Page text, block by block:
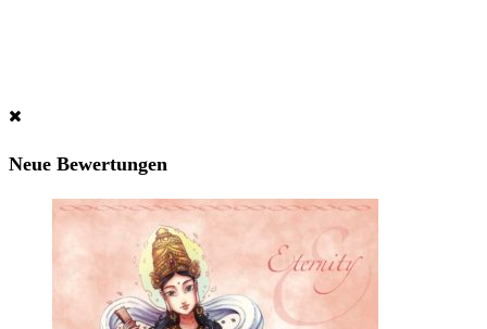
Neue Bewertungen